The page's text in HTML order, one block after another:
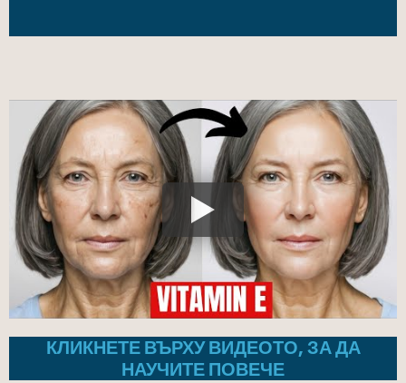
КЛИКНЕТЕ ВЪРХУ ВИДЕОТО, ЗА ДА
НАУЧИТЕ ПОВЕЧЕ